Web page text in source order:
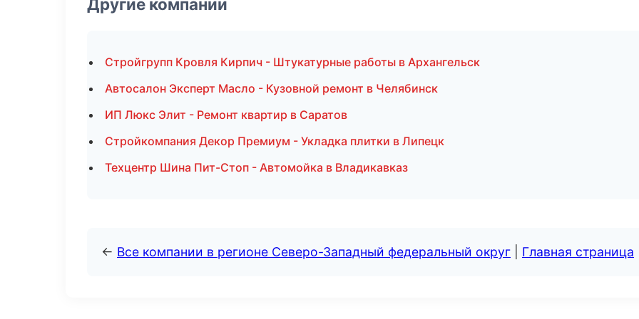
Другие компании
Стройгрупп Кровля Кирпич - Штукатурные работы в Архангельск
Автосалон Эксперт Масло - Кузовной ремонт в Челябинск
ИП Люкс Элит - Ремонт квартир в Саратов
Стройкомпания Декор Премиум - Укладка плитки в Липецк
Техцентр Шина Пит-Стоп - Автомойка в Владикавказ
← Все компании в регионе Северо-Западный федеральный округ Главная страница